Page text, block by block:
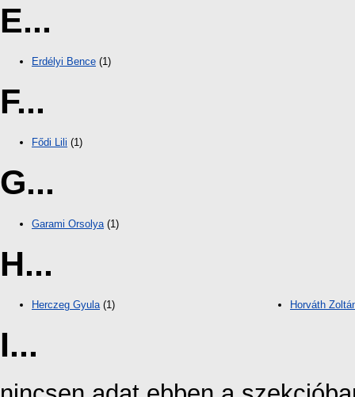
E...
Erdélyi Bence (1)
F...
Fődi Lili (1)
G...
Garami Orsolya (1)
H...
Herczeg Gyula (1) Horváth
I...